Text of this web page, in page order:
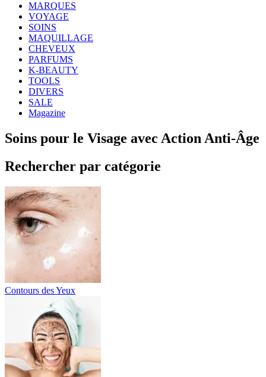
MARQUES
VOYAGE
SOINS
MAQUILLAGE
CHEVEUX
PARFUMS
K-BEAUTY
TOOLS
DIVERS
SALE
Magazine
Soins pour le Visage avec Action Anti-Âge
Rechercher par catégorie
Contours des Yeux